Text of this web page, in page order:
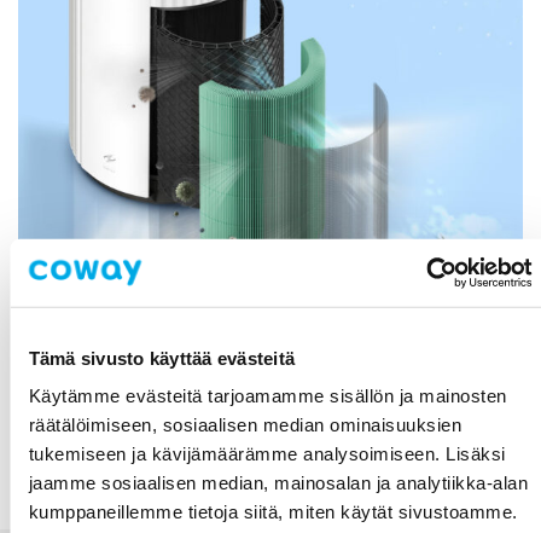
Tämä sivusto käyttää evästeitä
Käytämme evästeitä tarjoamamme sisällön ja mainosten
räätälöimiseen, sosiaalisen median ominaisuuksien
tukemiseen ja kävijämäärämme analysoimiseen. Lisäksi
jaamme sosiaalisen median, mainosalan ja analytiikka-alan
kumppaneillemme tietoja siitä, miten käytät sivustoamme.
Kolmikerroksinen suodatus
99,999 % puhtaalle ilmalle
Edistynyt kolmivaiheinen järjestelmämme vangitsee
kaiken karkeasta pölystä ultrahienoihin hiukkasiin,
hajuihin ja kaasuihin.